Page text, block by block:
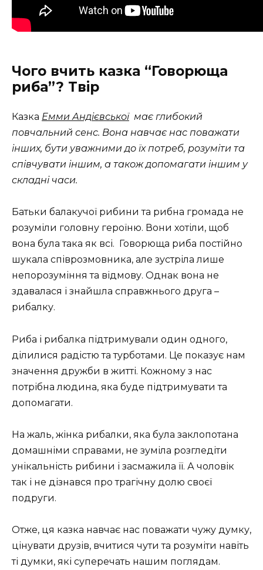
Чого вчить казка “Говорюща
риба”? Твір
Казка Емми Андієвськоїмає глибокий
повчальний сенс. Вона навчає нас поважати
інших, бути уважними до їх потреб, розуміти та
співчувати іншим, а також допомагати іншим у
складні часи.
Батьки балакучої рибини та рибна громада не
розуміли головну героїню. Вони хотіли, щоб
вона була така як всі. Говорюща риба постійно
шукала співрозмовника, але зустріла лише
непорозуміння та відмову. Однак вона не
здавалася і знайшла справжнього друга –
рибалку.
Риба і рибалка підтримували один одного,
ділилися радістю та турботами. Це показує нам
значення дружби в житті. Кожному з нас
потрібна людина, яка буде підтримувати та
допомагати.
На жаль, жінка рибалки, яка була заклопотана
домашніми справами, не зуміла розгледіти
унікальність рибини і засмажила її. А чоловік
так і не дізнався про трагічну долю своєї
подруги.
Отже, ця казка навчає нас поважати чужу думку,
цінувати друзів, вчитися чути та розуміти навіть
ті думки, які суперечать нашим поглядам.